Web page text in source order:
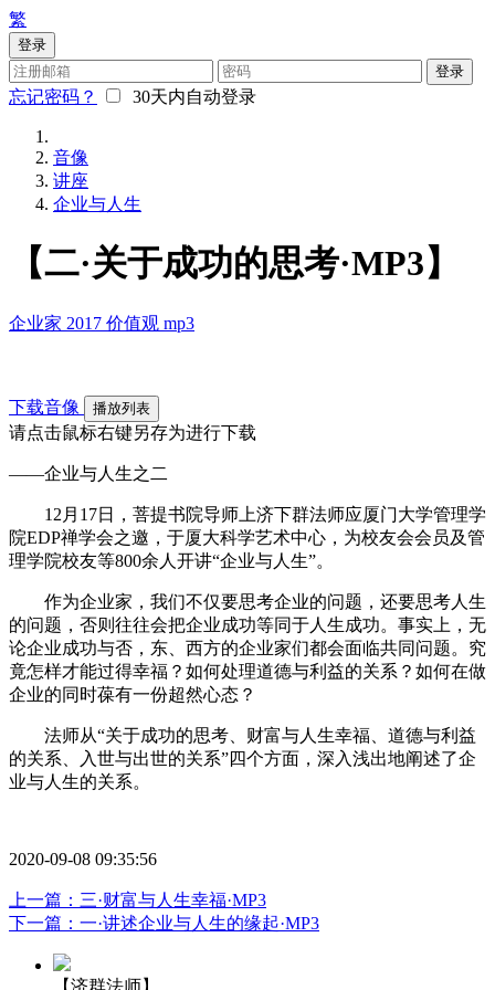
繁
登录
登录
忘记密码？ 30天内自动登录
音像
讲座
企业与人生
【二·关于成功的思考·MP3】
企业家 2017 价值观 mp3
下载音像 播放列表
请点击鼠标右键另存为进行下载
——企业与人生之二
12月17日，菩提书院导师上济下群法师应厦门大学管理学
院EDP禅学会之邀，于厦大科学艺术中心，为校友会会员及管
理学院校友等800余人开讲“企业与人生”。
作为企业家，我们不仅要思考企业的问题，还要思考人生
的问题，否则往往会把企业成功等同于人生成功。事实上，无
论企业成功与否，东、西方的企业家们都会面临共同问题。究
竟怎样才能过得幸福？如何处理道德与利益的关系？如何在做
企业的同时葆有一份超然心态？
法师从“关于成功的思考、财富与人生幸福、道德与利益
的关系、入世与出世的关系”四个方面，深入浅出地阐述了企
业与人生的关系。
2020-09-08 09:35:56
上一篇：三·财富与人生幸福·MP3
下一篇：一·讲述企业与人生的缘起·MP3
【济群法师】